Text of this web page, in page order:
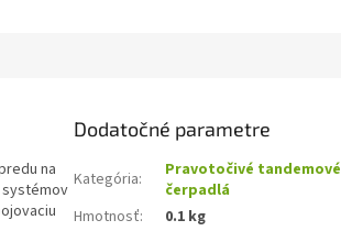
na
systémov
Dodatočné parametre
Kategória:
Pravotočivé tandemové
čerpadlá
Hmotnosť:
0.1 kg